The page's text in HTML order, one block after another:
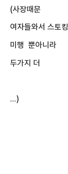
(사장때문
여자들와서 스토킹
미행 뿐아니라
두가지 더
...)